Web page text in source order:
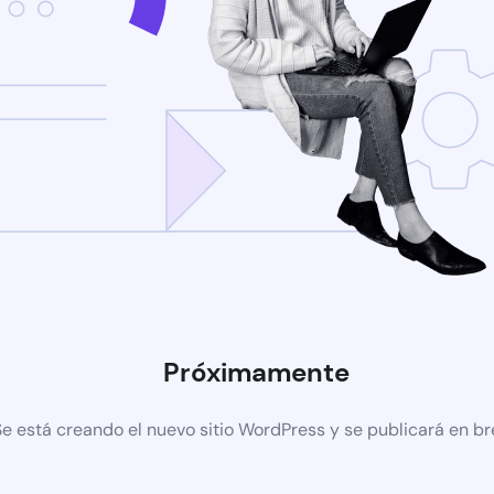
Próximamente
está creando el nuevo sitio WordPress y se publicará en